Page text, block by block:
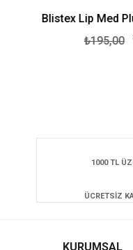
Blistex Lip Med
₺195,00
1000 TL
ÜCRETSİZ
KURUMSAL